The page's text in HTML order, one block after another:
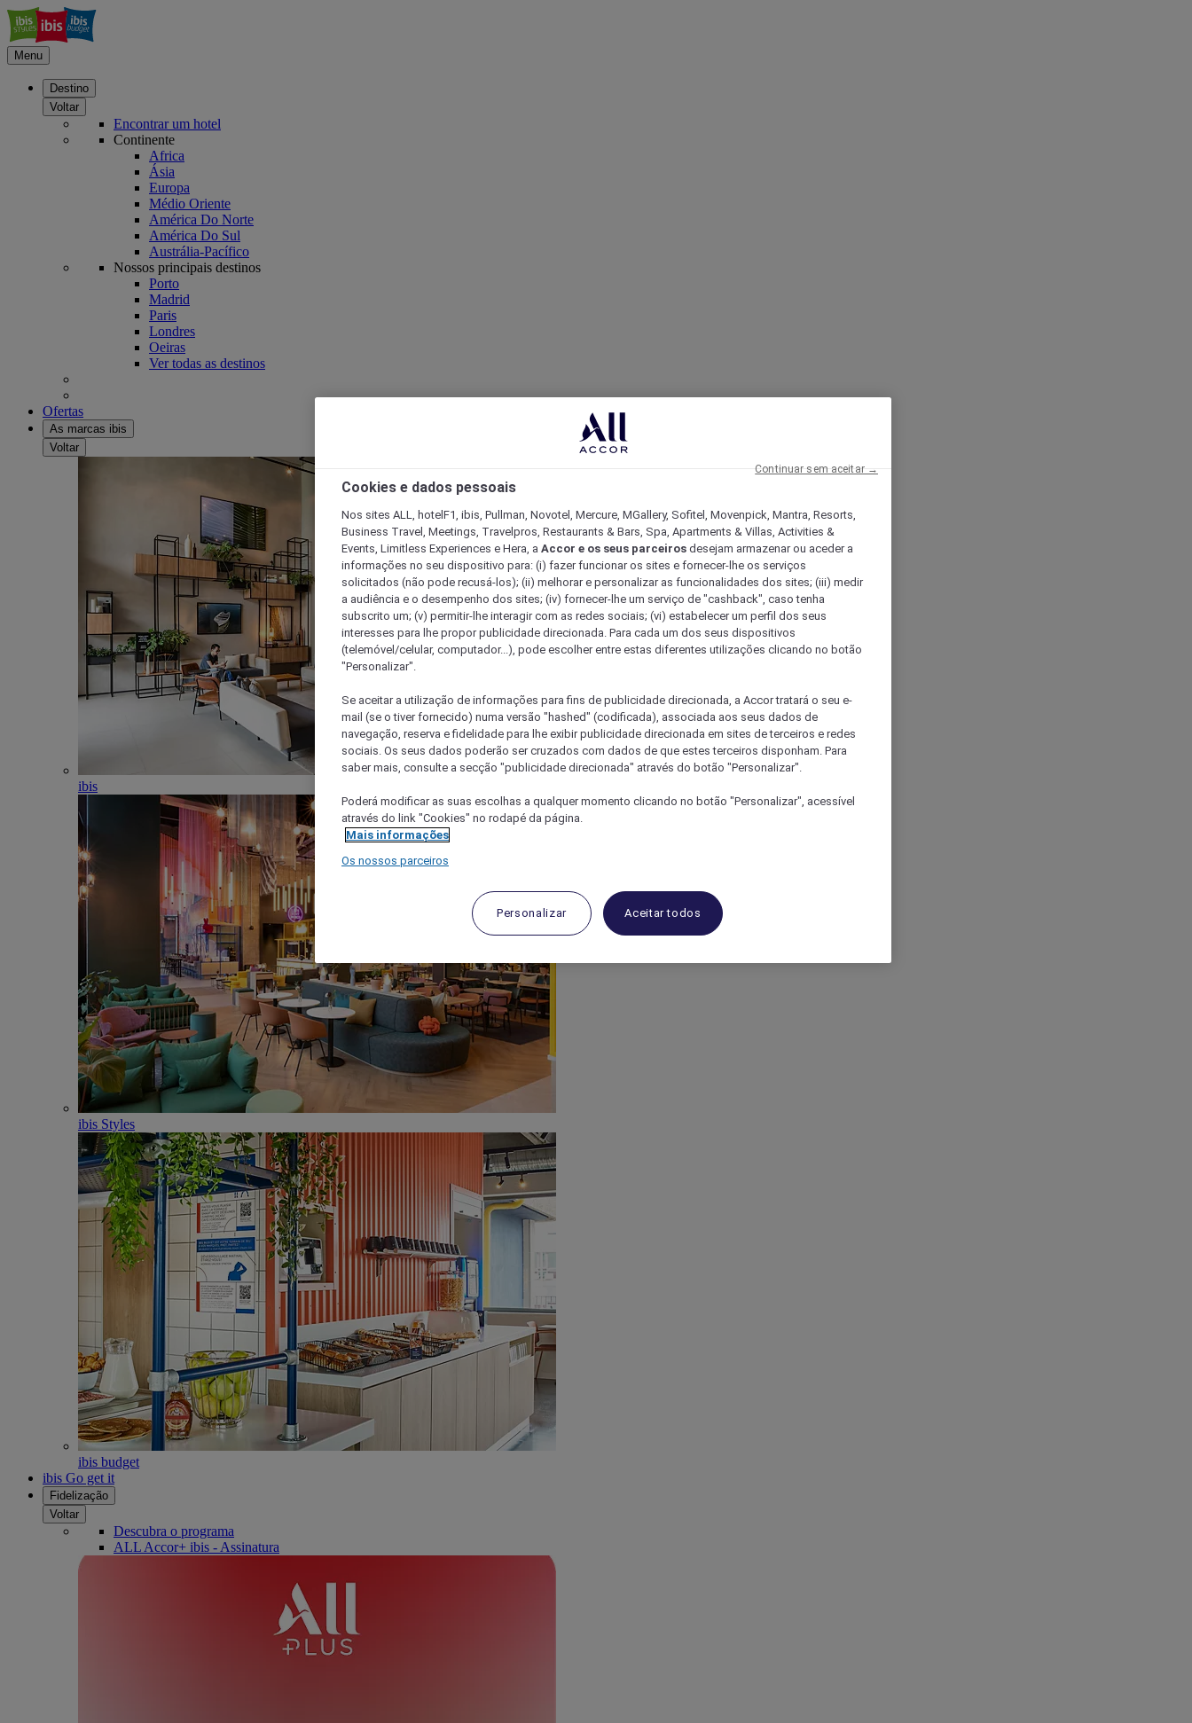
Menu
Destino
Voltar
Encontrar um hotel
Continente
Africa
Ásia
Europa
Médio Oriente
América Do Norte
América Do Sul
Austrália-Pacífico
Nossos principais destinos
Porto
Madrid
Paris
Londres
Oeiras
Ver todas as destinos
Ofertas
As marcas ibis
Voltar
ibis
ibis Styles
ibis budget
ibis Go get it
Fidelização
Voltar
Descubra o programa
ALL Accor+ ibis - Assinatura
Cookies e dados pessoais
Nos sites ALL, hotelF1, ibis, Pullman, Novotel, Mercure, MGallery, Sofitel, Movenpick, Mantra, Resorts,
Business Travel, Meetings, Travelpros, Restaurants & Bars, Spa, Apartments & Villas, Activities &
Events, Limitless Experiences e Hera, a Accor e os seus parceiros desejam armazenar ou aceder a
informações no seu dispositivo para: (i) fazer funcionar os sites e fornecer-lhe os serviços
solicitados (não pode recusá-los); (ii) melhorar e personalizar as funcionalidades dos sites; (iii) medir
a audiência e o desempenho dos sites; (iv) fornecer-lhe um serviço de "cashback", caso tenha
subscrito um; (v) permitir-lhe interagir com as redes sociais; (vi) estabelecer um perfil dos seus
interesses para lhe propor publicidade direcionada. Para cada um dos seus dispositivos
(telemóvel/celular, computador...), pode escolher entre estas diferentes utilizações clicando no botão
"Personalizar".
Se aceitar a utilização de informações para fins de publicidade direcionada, a Accor tratará o seu e-
mail (se o tiver fornecido) numa versão "hashed" (codificada), associada aos seus dados de
navegação, reserva e fidelidade para lhe exibir publicidade direcionada em sites de terceiros e redes
sociais. Os seus dados poderão ser cruzados com dados de que estes terceiros disponham. Para
saber mais, consulte a secção "publicidade direcionada" através do botão "Personalizar".
Poderá modificar as suas escolhas a qualquer momento clicando no botão "Personalizar", acessível
através do link "Cookies" no rodapé da página.
Mais informações
Os nossos parceiros
Personalizar Aceitar todos
Continuar sem aceitar →